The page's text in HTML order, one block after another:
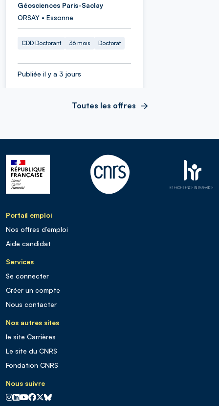
Géosciences Paris-Saclay
ORSAY • Essonne
CDD Doctorant 36 mois Doctorat
Publiée il y a 3 jours
Toutes les offres
Portail emploi
Nos offres d’emploi
Aide candidat
Services
Se connecter
Créer un compte
Nous contacter
Nos autres sites
le site Carrières
Le site du CNRS
Fondation CNRS
Nous suivre
CNRS sur Instagram
CNRS sur Linkedin
CNRS sur Youtube
CNRS sur Facebook
CNRS sur X
CNRS sur Blus sky